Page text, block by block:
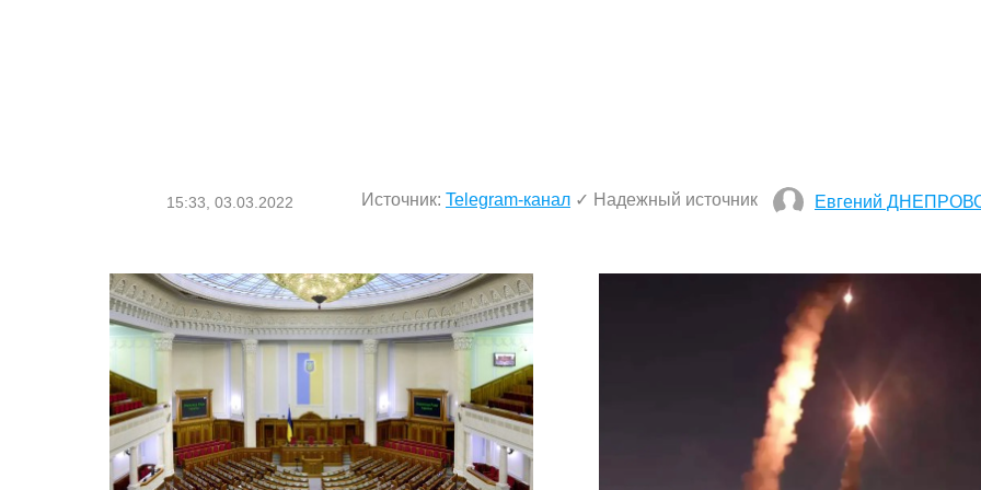
15:33, 03.03.2022 Источник: Telegram-канал ✓ Надежный источник Евгений